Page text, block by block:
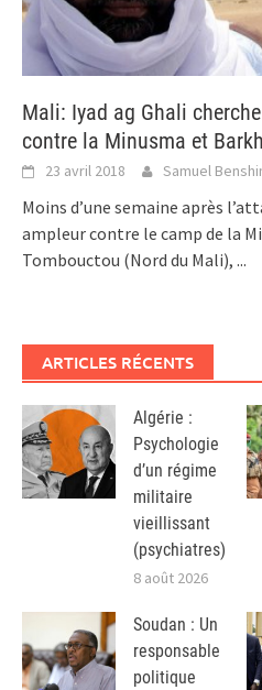
Mali: Iyad ag Ghali
contre la Minusma et
23 avril 2018 Samuel
Moins d’une semaine après
ampleur contre le camp de la
Tombouctou (Nord du Mali), ...
ARTICLES RÉCENTS
Algérie :
Psychologie
d’un régime
militaire
vieillissant
(psychiatres)
8 août 2026
Soudan : Un
responsable
politique